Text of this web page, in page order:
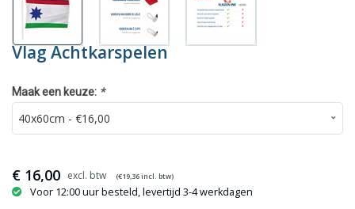
Vlag Achtkarspelen
Maak een keuze: *
€ 16,00 (€19,36incl. btw)
Voor 12:00 uur besteld, levertijd 3-4 werkdagen